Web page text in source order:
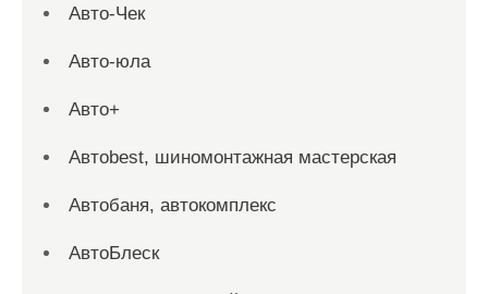
Авто-Чек
Авто-юла
Авто+
Автоbest, шиномонтажная мастерская
Автобаня, автокомплекс
АвтоБлеск